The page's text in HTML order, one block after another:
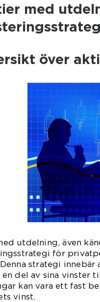
med
över
utdelning, även
för
strategi
del av sina vinster
kan vara ett fast
vinst.